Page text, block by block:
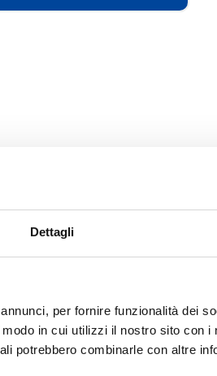
Dettagli
per fornire funzionalità dei
in cui utilizzi il nostro sito con
potrebbero combinarle con altre